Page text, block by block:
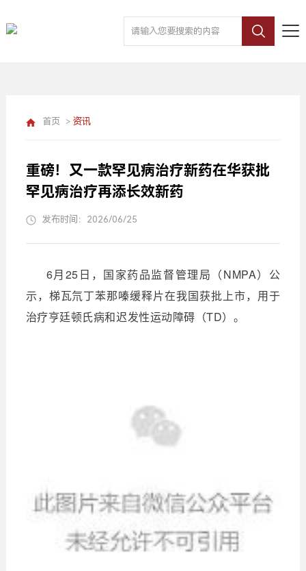
首页 > 资讯
重磅！又一款罕见病治疗新药在华获批
罕见病治疗再添长效新药
发布时间：2026/06/25
6月25日，国家药品监督管理局（NMPA）公
示，梯瓦氘丁苯那嗪缓释片在我国获批上市，用于
治疗亨廷顿氏病和迟发性运动障碍（TD）。